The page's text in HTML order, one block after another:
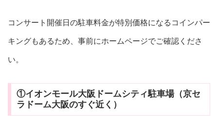
コンサート開催日の駐車料金が特別価格になるコインパー
キングもあるため、事前にホームページでご確認くださ
い。
①イオンモール大阪ドームシティ駐車場（京セ
ラドーム大阪のすぐ近く）